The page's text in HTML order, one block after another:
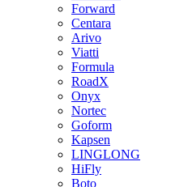
Forward
Centara
Arivo
Viatti
Formula
RoadX
Onyx
Nortec
Goform
Kapsen
LINGLONG
HiFly
Boto